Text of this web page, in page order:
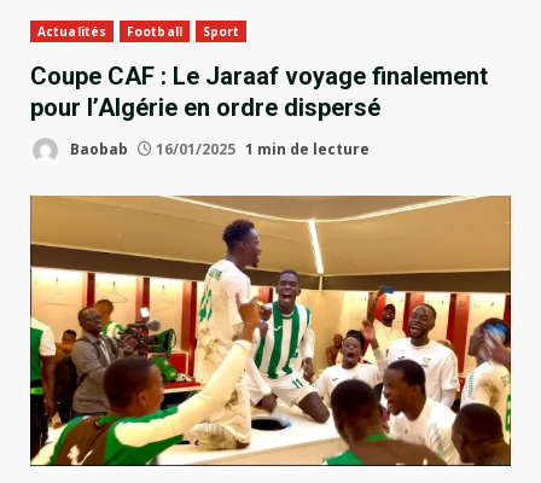
Actualités Football Sport
Coupe CAF : Le Jaraaf voyage finalement
pour l’Algérie en ordre dispersé
Baobab 16/01/2025 1 min de lecture